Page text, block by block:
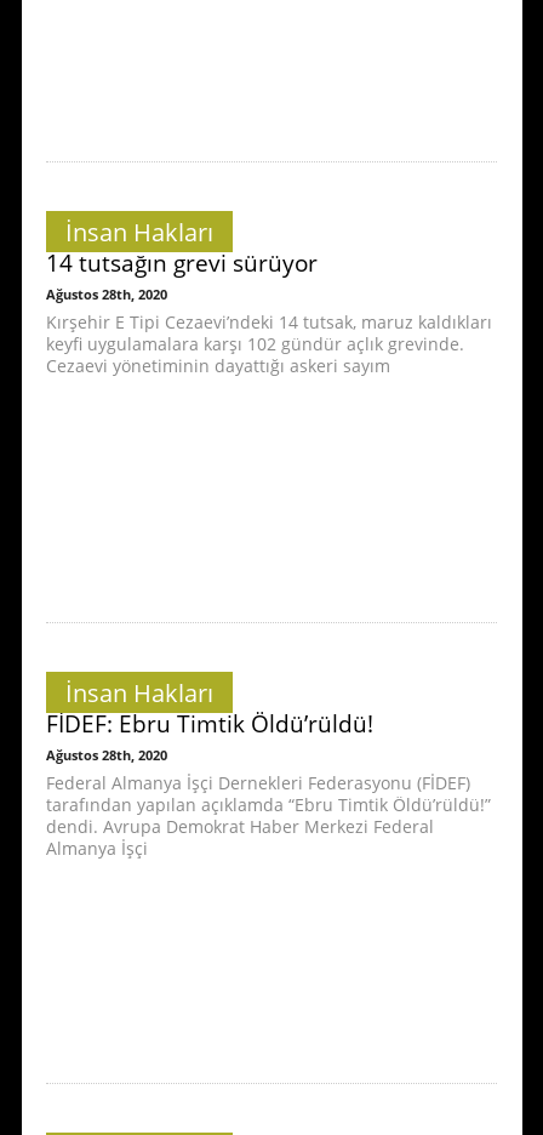
İnsan Hakları
14 tutsağın grevi sürüyor
Ağustos 28th, 2020
Kırşehir E Tipi Cezaevi’ndeki 14 tutsak, maruz kaldıkları
keyfi uygulamalara karşı 102 gündür açlık grevinde.
Cezaevi yönetiminin dayattığı askeri sayım
İnsan Hakları
FİDEF: Ebru Timtik Öldü’rüldü!
Ağustos 28th, 2020
Federal Almanya İşçi Dernekleri Federasyonu (FİDEF)
tarafından yapılan açıklamda “Ebru Timtik Öldü’rüldü!”
dendi. Avrupa Demokrat Haber Merkezi Federal
Almanya İşçi